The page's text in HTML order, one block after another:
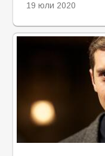
19 юли 2020